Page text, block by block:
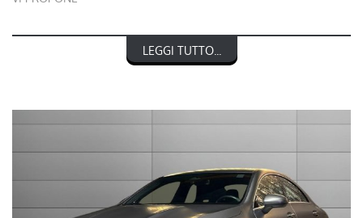
MERCEDES-BENZ CLASSE CLA COUPE' 45 S AMG 4Matic+
nel prezzo è escluso il passaggio di proprietà
LA INVITIAMO A SPECIFICARE:
LEGGI TUTTO...